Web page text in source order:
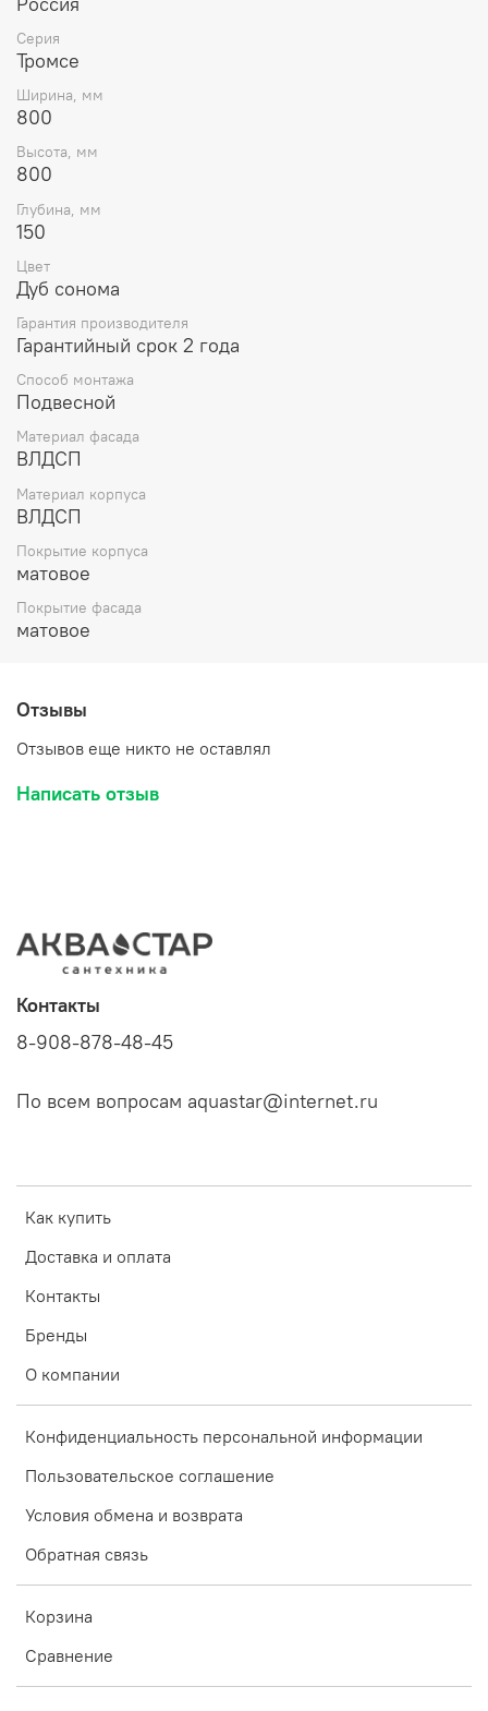
Серия
Тромсе
Ширина, мм
800
Высота, мм
800
Глубина, мм
150
Цвет
Дуб сонома
Гарантия производителя
Гарантийный срок 2 года
Способ монтажа
Подвесной
Материал фасада
ВЛДСП
Материал корпуса
ВЛДСП
Покрытие корпуса
матовое
Покрытие фасада
матовое
Отзывы
Отзывов еще никто не оставлял
Написать отзыв
Как купить
Доставка и оплата
Контакты
Бренды
О компании
Конфиденциальность персональной информации
Пользовательское соглашение
Условия обмена и возврата
Обратная связь
Корзина
Сравнение
Контакты
8-908-878-48-45
По всем вопросам aquastar@internet.ru